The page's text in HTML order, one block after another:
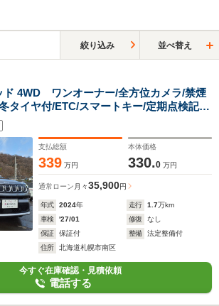
絞り込み 並べ替え
4WD ワンオーナー/全方位カメラ/禁煙
タイヤ付/ETC/スマートキー/定期点検記録
支払総額
339 万円
本体価格
330.0 万円
通常ローン 月々35,900円
年式 2024年 走行 1.7万km
車検
'27/01 修復
なし
保証
保証付 整備
法定整備付
住所
北海道札幌市南区
今すぐ在庫確認・見積依頼
電話する